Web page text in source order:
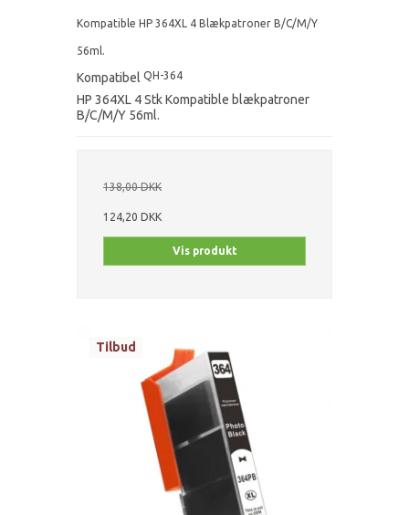
Kompatible HP 364XL 4 Blækpatroner B/C/M/Y
56ml.
Kompatibel QH-364
HP 364XL 4 Stk Kompatible blækpatroner
B/C/M/Y 56ml.
138,00 DKK
124,20 DKK
Vis produkt
Tilbud